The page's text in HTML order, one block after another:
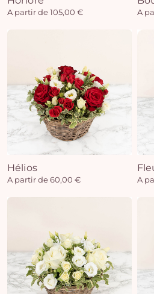
A partir de 105,00 € A
Hélios
A partir de 60,00 € A